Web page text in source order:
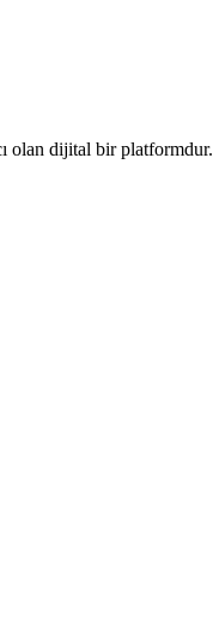
olan dijital bir platformdur.